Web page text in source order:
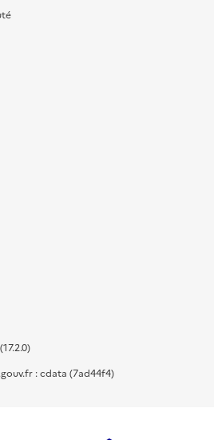
: cdata (7ad44f4)